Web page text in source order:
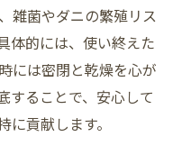
雑菌やダニの繁殖リス
体的には、使い終えた
には密閉と乾燥を心が
することで、安心して
貢献します。